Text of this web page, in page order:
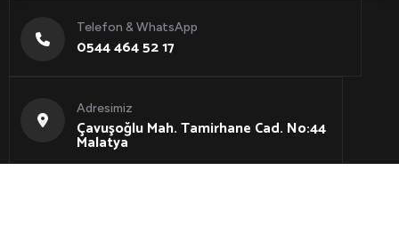
Telefon & WhatsApp
0544 464 52 17
Adresimiz
Çavuşoğlu Mah. Tamirhane Cad. No:44
Malatya